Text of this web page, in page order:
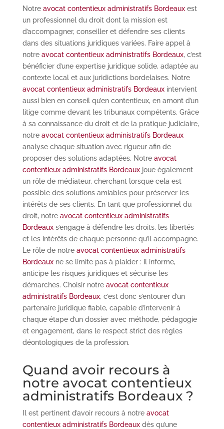
Notre avocat contentieux administratifs Bordeauxest
un professionnel du droit dont la mission est
d’accompagner, conseiller et défendre ses clients
dans des situations juridiques variées. Faire appel à
notre avocat contentieux administratifs Bordeaux, c’est
bénéficier d’une expertise juridique solide, adaptée au
contexte local et aux juridictions bordelaises. Notre
avocat contentieux administratifs Bordeauxintervient
aussi bien en conseil qu’en contentieux, en amont d’un
litige comme devant les tribunaux compétents. Grâce
à sa connaissance du droit et de la pratique judiciaire,
notre avocat contentieux administratifs Bordeaux
analyse chaque situation avec rigueur afin de
proposer des solutions adaptées. Notre avocat
contentieux administratifs Bordeauxjoue également
un rôle de médiateur, cherchant lorsque cela est
possible des solutions amiables pour préserver les
intérêts de ses clients. En tant que professionnel du
droit, notre avocat contentieux administratifs
Bordeauxs’engage à défendre les droits, les libertés
et les intérêts de chaque personne qu’il accompagne.
Le rôle de notre avocat contentieux administratifs
Bordeauxne se limite pas à plaider : il informe,
anticipe les risques juridiques et sécurise les
démarches. Choisir notre avocat contentieux
administratifs Bordeaux, c’est donc s’entourer d’un
partenaire juridique fiable, capable d’intervenir à
chaque étape d’un dossier avec méthode, pédagogie
et engagement, dans le respect strict des règles
déontologiques de la profession.
Quand avoir recours à
notre avocat contentieux
administratifs Bordeaux ?
Il est pertinent d’avoir recours à notre avocat
contentieux administratifs Bordeauxdès qu’une